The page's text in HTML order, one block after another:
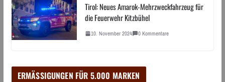
Tirol: Neues Amarok-Mehrzweckfahrzeug für
die Feuerwehr Kitzbühel
10. November 2024 0 Kommentare
ERMÄSSIGUNGEN FÜR 5.000 MARKEN